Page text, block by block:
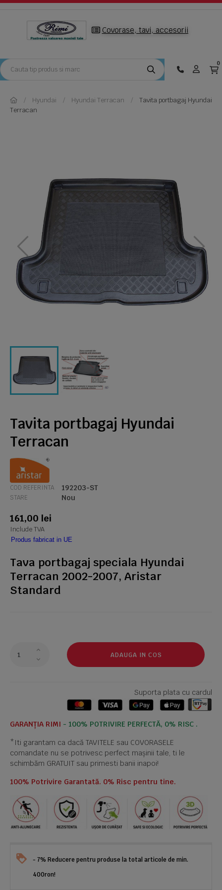
Covorase, tavi, accesorii
0
Hyundai Hyundai Terracan
Tavita portbagaj Hyundai
Terracan
Tavita portbagaj Hyundai
Terracan
COD REFERINTA 192203-ST
STARE Nou
161,00 lei
Include TVA
Produs fabricat in UE
Tava portbagaj speciala Hyundai
Terracan 2002-2007, Aristar
Standard
ADAUGA IN COS
Suporta plata cu cardul
GARANȚIA RIMI - 100% POTRIVIRE PERFECTĂ, 0% RISC .
*Iti garantam ca dacă TAVITELE sau COVORASELE
comandate nu se potrivesc perfect mașinii tale, ti le
schimbăm GRATUIT sau primesti banii inapoi!
100% Potrivire Garantată. 0% Risc pentru tine.
- 7% Reducere pentru produse la total articole de min.
400ron!